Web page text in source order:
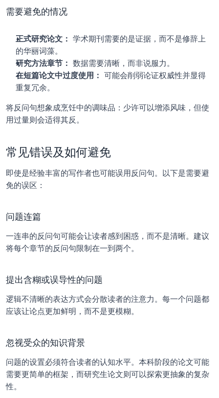
需要避免的情况
正式研究论文： 学术期刊需要的是证据，而不是修辞上
的华丽词藻。
研究方法章节： 数据需要清晰，而非说服力。
在短篇论文中过度使用： 可能会削弱论证权威性并显得
重复冗余。
将反问句想象成烹饪中的调味品：少许可以增添风味，但使
用过量则会适得其反。
常见错误及如何避免
即使是经验丰富的写作者也可能误用反问句。以下是需要避
免的误区：
问题连篇
一连串的反问句可能会让读者感到困惑，而不是清晰。建议
将每个章节的反问句限制在一到两个。
提出含糊或误导性的问题
逻辑不清晰的表达方式会分散读者的注意力。每一个问题都
应该让论点更加鲜明，而不是更模糊。
忽视受众的知识背景
问题的设置必须符合读者的认知水平。本科阶段的论文可能
需要更简单的框架，而研究生论文则可以探索更抽象的复杂
性。